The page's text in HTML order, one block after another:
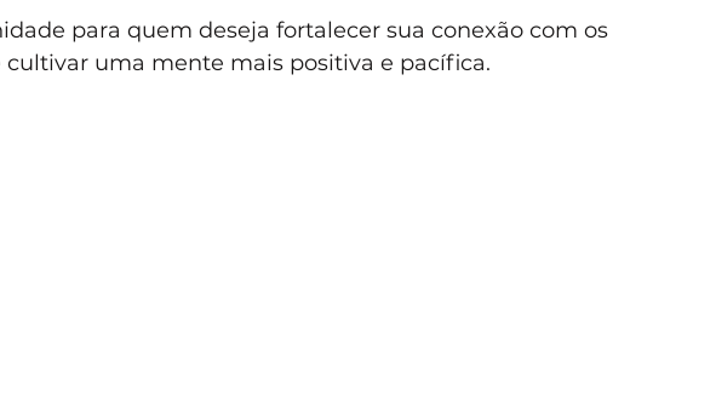
para quem deseja fortalecer sua conexão com os
uma mente mais positiva e pacífica.